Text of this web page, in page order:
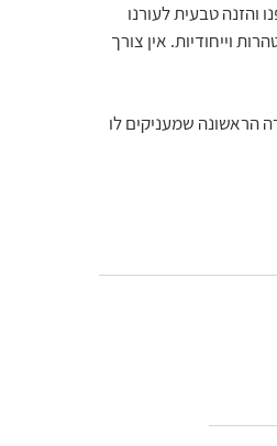
והזנה טבעית לעורנו
וייחודיות. אין צורך
הראשונה שמעניקים לו